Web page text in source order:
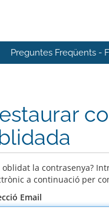
Preguntes Freqüents -
oblidat la contrasenya?
a continuació per
Email